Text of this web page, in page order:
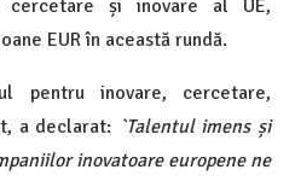
cercetare și inovare al UE,
EUR în această rundă.
pentru inovare, cercetare,
a declarat: `Talentul imens și
inovatoare europene ne